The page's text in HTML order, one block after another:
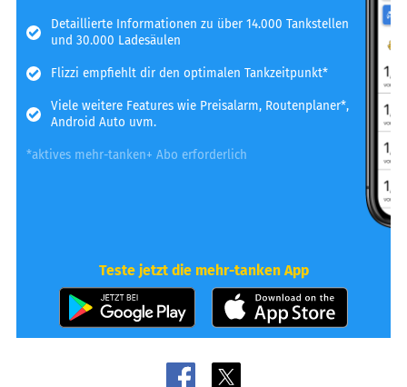
Detaillierte Informationen zu über 14.000 Tankstellen
und 30.000 Ladesäulen
Flizzi empfiehlt dir den optimalen Tankzeitpunkt*
Viele weitere Features wie Preisalarm, Routenplaner*,
Android Auto uvm.
*aktives mehr-tanken+ Abo erforderlich
Teste jetzt die mehr-tanken App